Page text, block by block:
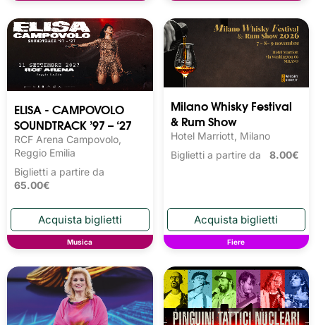
ELISA - CAMPOVOLO
SOUNDTRACK ’97 – ‘27
RCF Arena Campovolo,
Reggio Emilia
Biglietti a partire da
65.00€
Musica
Milano Whisky Festival
& Rum Show
Hotel Marriott, Milano
Biglietti a partire da 8.00€
Fiere